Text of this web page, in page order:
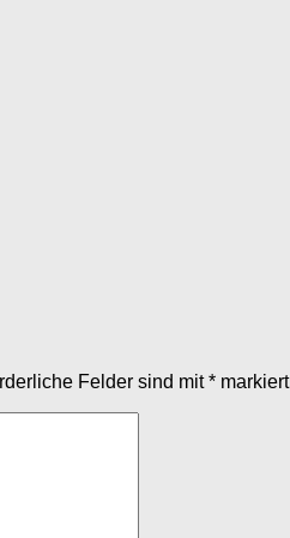
Felder sind mit* markiert